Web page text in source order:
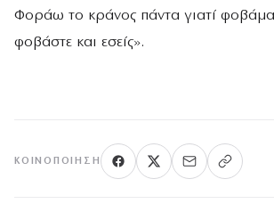
Φοράω το κράνος πάντα γιατί
φοβάστε και εσείς».
ΚΟΙΝΟΠΟΊΗΣΗ